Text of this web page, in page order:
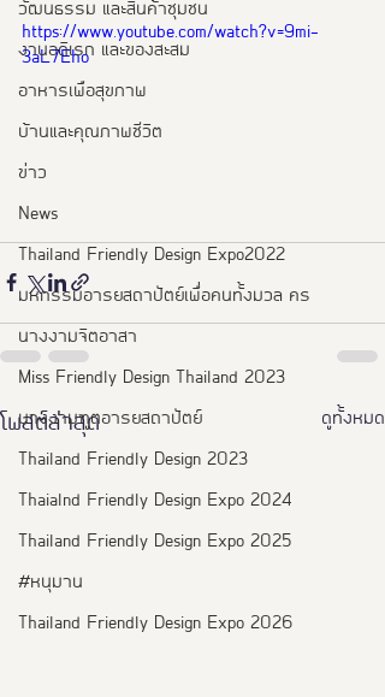
วัฒนธรรม และสินค้าชุมชน
งานอดิเรก และของสะสม
อาหารเพือสุขภาพ
บ้านและคุณภาพชีวิต
ข่าว
News
Thailand Friendly Design Expo2022
มหกรรมอารยสถาปัตย์เพื่อคนทั้งมวล คร
นางงามจิตอาสา
Miss Friendly Design Thailand 2023
นางงามฑูตอารยสถาปัตย์
Thailand Friendly Design 2023
Thaialnd Friendly Design Expo 2024
Thailand Friendly Design Expo 2025
#หนุมาน
Thailand Friendly Design Expo 2026
https://www.youtube.com/watch?v=9mi-
3aL7Eho
โพสต์ล่าสุด ดูทั้งหมด